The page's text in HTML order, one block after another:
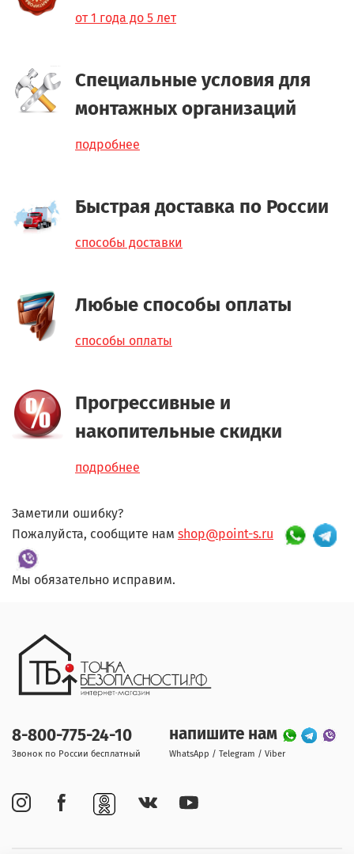
от 1 года до 5 лет
Специальные условия для
монтажных организаций
подробнее
Быстрая доставка по России
способы доставки
Любые способы оплаты
способы оплаты
Прогрессивные и
накопительные скидки
подробнее
Заметили ошибку?
Пожалуйста, сообщите нам shop@point-s.ru
Мы обязательно исправим.
8-800-775-24-10
Звонок по России бесплатный
напишите нам
WhatsApp / Telegram / Viber